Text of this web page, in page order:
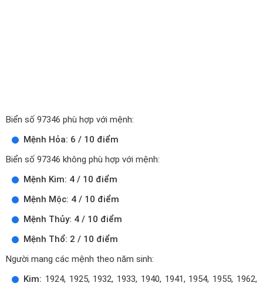
Biển số 97346 phù hợp với mệnh:
Mệnh Hỏa: 6 / 10 điểm
Biển số 97346 không phù hợp với mệnh:
Mệnh Kim: 4 / 10 điểm
Mệnh Mộc: 4 / 10 điểm
Mệnh Thủy: 4 / 10 điểm
Mệnh Thổ: 2 / 10 điểm
Người mang các mệnh theo năm sinh:
Kim: 1924, 1925, 1932, 1933, 1940, 1941, 1954, 1955, 1962,